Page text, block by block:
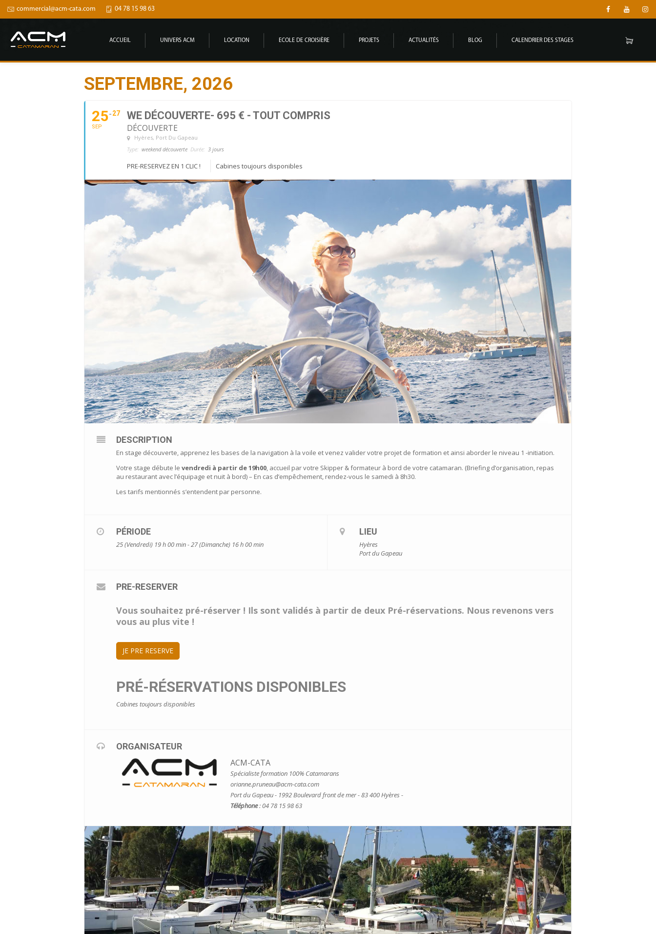
commercial@acm-cata.com 04 78 15 98 63
ACCUEIL UNIVERS ACM LOCATION ECOLE DE CROISIÈRE PROJETS ACTUALITÉS BLOG CALENDRIER DES STAGES
SEPTEMBRE, 2026
25
SEP
27 WE DÉCOUVERTE- 695 € - TOUT COMPRIS
DÉCOUVERTE
Hyères, Port Du Gapeau
Type: weekend découverte Durée: 3 jours
PRE-RESERVEZ EN 1 CLIC ! Cabines toujours disponibles
DESCRIPTION
En stage découverte, apprenez les bases de la navigation à la voile et venez valider votre projet de formation et ainsi aborder le niveau 1 -initiation.
Votre stage débute le vendredi à partir de 19h00 , accueil par votre Skipper & formateur à bord de votre catamaran. (Briefing d’organisation, repas
au restaurant avec l’équipage et nuit à bord) – En cas d’empêchement, rendez-vous le samedi à 8h30.
Les tarifs mentionnés s’entendent par personne.
PÉRIODE
25 (Vendredi) 19 h 00 min - 27 (Dimanche) 16 h 00 min
LIEU
Hyères
Port du Gapeau
PRE-RESERVER
Vous souhaitez pré-réserver ! Ils sont validés à partir de deux Pré-réservations. Nous revenons vers
vous au plus vite !
JE PRE RESERVE
PRÉ-RÉSERVATIONS DISPONIBLES
Cabines toujours disponibles
ORGANISATEUR
ACM-CATA
Spécialiste formation 100% Catamarans
orianne.pruneau@acm-cata.com
Port du Gapeau - 1992 Boulevard front de mer - 83 400 Hyères -
Téléphone: 04 78 15 98 63